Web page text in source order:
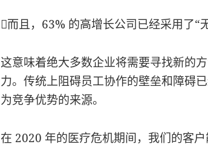
而且，63% 的高增长公司已经采用了“
这意味着绝大多数企业将需要寻找新的
力。传统上阻碍员工协作的壁垒和障
为竞争优势的来源。
在 2020 年的医疗危机期间，我们的客